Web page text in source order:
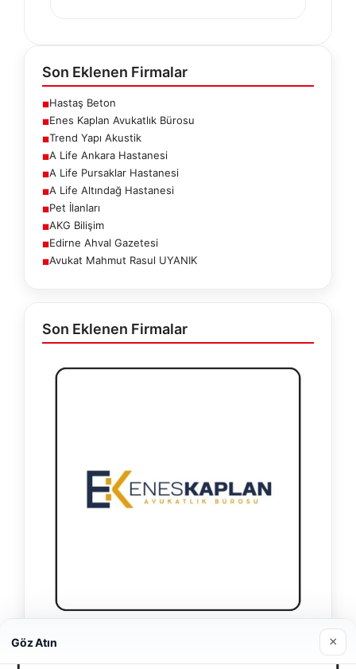
Son Eklenen Firmalar
■Hastaş Beton
■Enes Kaplan Avukatlık Bürosu
■Trend Yapı Akustik
■A Life Ankara Hastanesi
■A Life Pursaklar Hastanesi
■A Life Altındağ Hastanesi
■Pet İlanları
■AKG Bilişim
■Edirne Ahval Gazetesi
■Avukat Mahmut Rasul UYANIK
Son Eklenen Firmalar
Enes Kaplan Avukatlık Bürosu
Nisan 28, 2026
Göz Atın ×